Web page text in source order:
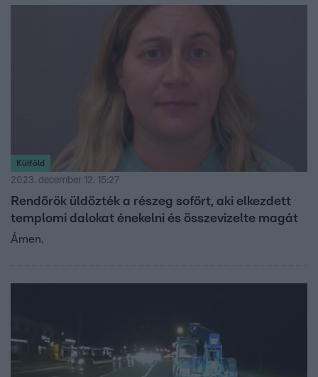
Külföld
2023. december 12. 15:27
Rendőrök üldözték a részeg sofőrt, aki elkezdett
templomi dalokat énekelni és összevizelte magát
Ámen.